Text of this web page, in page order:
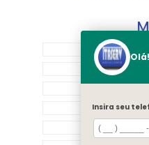
Insira seu